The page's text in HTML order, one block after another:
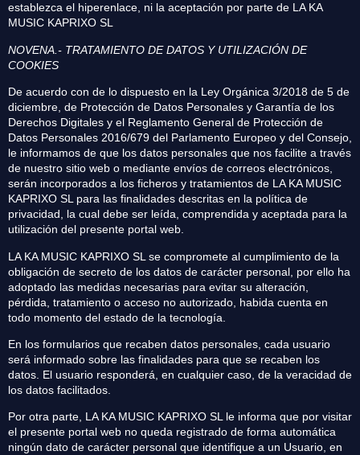
establezca el hiperenlace, ni la aceptación por parte de LA KA
MUSIC KAPRIXO SL
NOVENA.- TRATAMIENTO DE DATOS Y UTILIZACIÓN DE
COOKIES
De acuerdo con de lo dispuesto en la Ley Orgánica 3/2018 de 5 de
diciembre, de Protección de Datos Personales y Garantía de los
Derechos Digitales y el Reglamento General de Protección de
Datos Personales 2016/679 del Parlamento Europeo y del Consejo,
le informamos de que los datos personales que nos facilite a través
de nuestro sitio web o mediante envíos de correos electrónicos,
serán incorporados a los ficheros y tratamientos de LA KA MUSIC
KAPRIXO SL para las finalidades descritas en la política de
privacidad, la cual debe ser leída, comprendida y aceptada para la
utilización del presente portal web.
LA KA MUSIC KAPRIXO SL se compromete al cumplimiento de la
obligación de secreto de los datos de carácter personal, por ello ha
adoptado las medidas necesarias para evitar su alteración,
pérdida, tratamiento o acceso no autorizado, habida cuenta en
todo momento del estado de la tecnología.
En los formularios que recaben datos personales, cada usuario
será informado sobre las finalidades para que se recaben los
datos. El usuario responderá, en cualquier caso, de la veracidad de
los datos facilitados.
Por otra parte, LA KA MUSIC KAPRIXO SL le informa que por visitar
el presente portal web no queda registrado de forma automática
ningún dato de carácter personal que identifique a un Usuario, en